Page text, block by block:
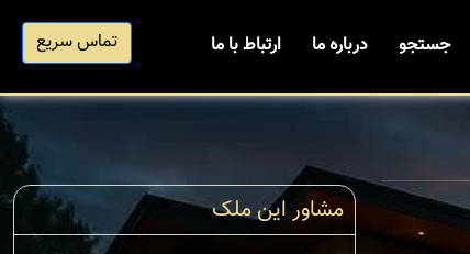
جستجو درباره ما ارتباط با ما تماس سریع
مشاور این ملک